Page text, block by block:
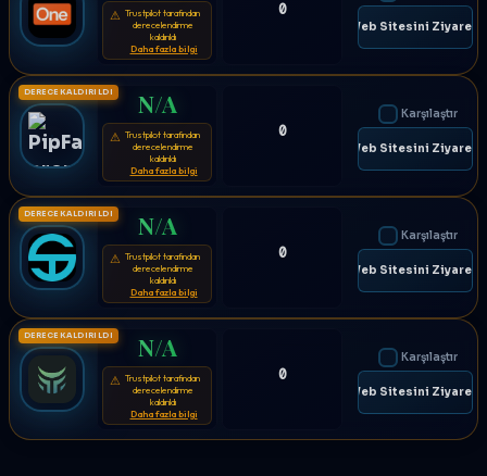
⚠ Trustpilot tarafından
derecelendirme
kaldırıldı
Daha fazla bilgi
0
🌐 Web Sitesini Ziyaret
DERECE KALDIRILDI N/A
⚠ Trustpilot tarafından
derecelendirme
kaldırıldı
Daha fazla bilgi
0
Karşılaştır
🌐 Web Sitesini Ziyaret
DERECE KALDIRILDI N/A
⚠ Trustpilot tarafından
derecelendirme
kaldırıldı
Daha fazla bilgi
0
Karşılaştır
🌐 Web Sitesini Ziyaret
DERECE KALDIRILDI N/A
⚠ Trustpilot tarafından
derecelendirme
kaldırıldı
Daha fazla bilgi
0
Karşılaştır
🌐 Web Sitesini Ziyaret